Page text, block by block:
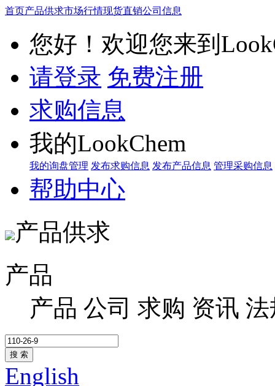
首页产品供求市场行情现货直销公司信息
您好！欢迎您来到
请登录 免费注册
求购信息
我的LookChem
我的询盘管理 发布求购信息 发布产品信息 管理采购信息
帮助中心
产品供求
产品
产品 公司 求购 资讯 法
搜 索
English